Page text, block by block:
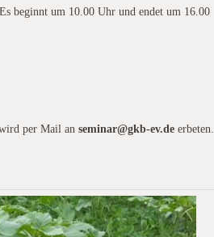
beginnt um 10.00 Uhr und endet um 16.00
per Mail an seminar@gkb-ev.de erbeten.